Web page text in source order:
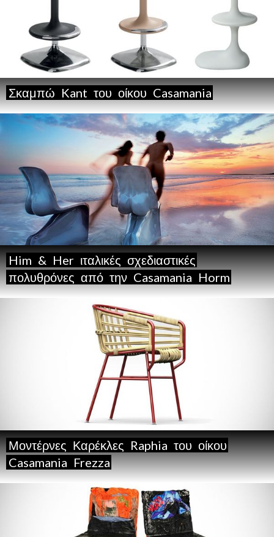
Σκαμπώ Kant του οίκου Casamania
Him & Her ιταλικές σχεδιαστικές
πολυθρόνες από την Casamania Horm
Μοντέρνες Καρέκλες Raphia του οίκου
Casamania Frezza